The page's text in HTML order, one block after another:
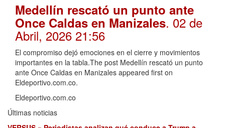
Medellín rescató un punto ante
Once Caldas en Manizales. 02 de
Abril, 2026 21:56
El compromiso dejó emociones en el cierre y movimientos
importantes en la tabla.The post Medellín rescató un punto
ante Once Caldas en Manizales appeared first on
Eldeportivo.com.co.
Eldeportivo.com.co
Últimas noticias